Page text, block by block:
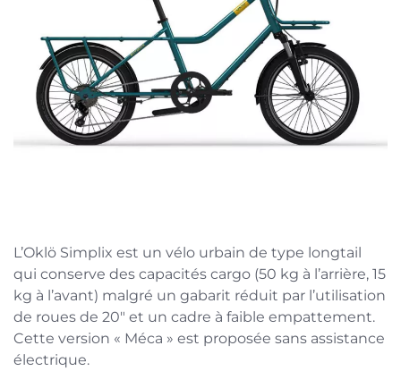
L’Oklö Simplix est un vélo urbain de type longtail
qui conserve des capacités cargo (50 kg à l’arrière, 15
kg à l’avant) malgré un gabarit réduit par l’utilisation
de roues de 20″ et un cadre à faible empattement.
Cette version « Méca » est proposée sans assistance
électrique.